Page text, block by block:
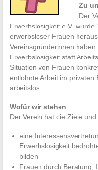
Zu
Der
Erwerbslosigkeit e.V.
erwerbsloser Frauen
Vereinsgründerinnen
Erwerbslosigkeit statt
Situation von Frauen
entlohnte Arbeit im privaten
arbeitslos.
Wofür wir stehen
Der Verein hat die Ziele und
eine
Erwerbslosigkeit
bilden
Frauen durch Beratung,